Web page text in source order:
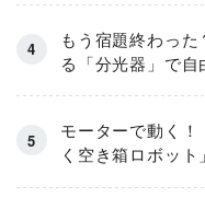
もう宿題終わっ
る「分光器」で
モーターで動く
く空き箱ロボッ